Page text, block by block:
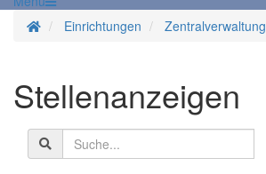
StartseiteEinrichtungen Zentralverwaltung
Stellenanzeigen
Suchbegriff